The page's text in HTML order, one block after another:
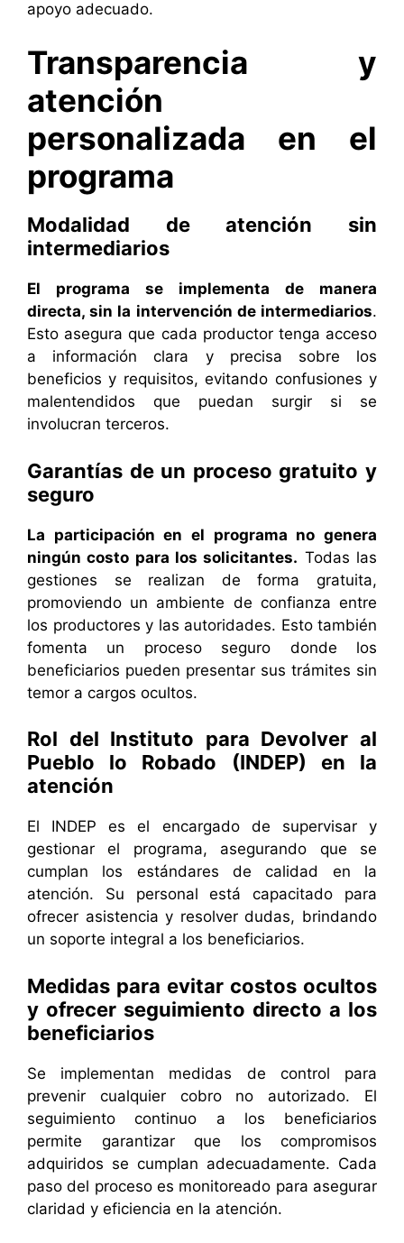
apoyo adecuado.
Transparencia y
atención
personalizada en el
programa
Modalidad de atención sin
intermediarios
El programa se implementa de manera
directa, sin la intervención de intermediarios.
Esto asegura que cada productor tenga acceso
a información clara y precisa sobre los
beneficios y requisitos, evitando confusiones y
malentendidos que puedan surgir si se
involucran terceros.
Garantías de un proceso gratuito y
seguro
La participación en el programa no genera
ningún costo para los solicitantes. Todas las
gestiones se realizan de forma gratuita,
promoviendo un ambiente de confianza entre
los productores y las autoridades. Esto también
fomenta un proceso seguro donde los
beneficiarios pueden presentar sus trámites sin
temor a cargos ocultos.
Rol del Instituto para Devolver al
Pueblo lo Robado (INDEP) en la
atención
El INDEP es el encargado de supervisar y
gestionar el programa, asegurando que se
cumplan los estándares de calidad en la
atención. Su personal está capacitado para
ofrecer asistencia y resolver dudas, brindando
un soporte integral a los beneficiarios.
Medidas para evitar costos ocultos
y ofrecer seguimiento directo a los
beneficiarios
Se implementan medidas de control para
prevenir cualquier cobro no autorizado. El
seguimiento continuo a los beneficiarios
permite garantizar que los compromisos
adquiridos se cumplan adecuadamente. Cada
paso del proceso es monitoreado para asegurar
claridad y eficiencia en la atención.